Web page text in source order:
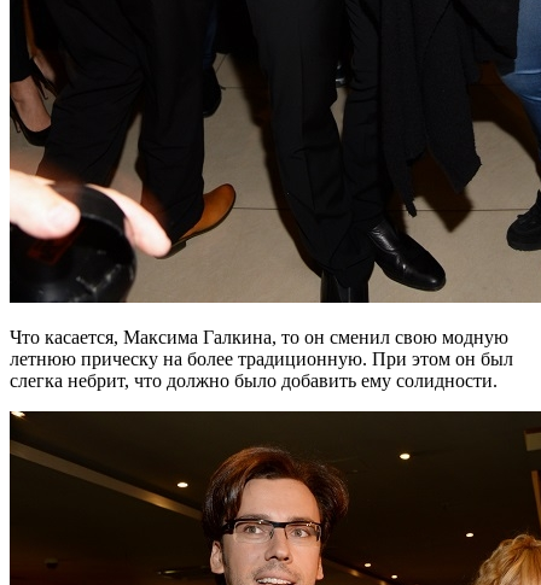
Что касается, Максима Галкина, то он сменил свою модную
летнюю прическу на более традиционную. При этом он был
слегка небрит, что должно было добавить ему солидности.